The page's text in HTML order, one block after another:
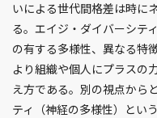
いによる世代間格差は時に
る。エイジ・ダイバーシテ
の有する多様性、異なる特
より組織や個人にプラスの
え方である。別の視点から
ティ（神経の多様性）とい